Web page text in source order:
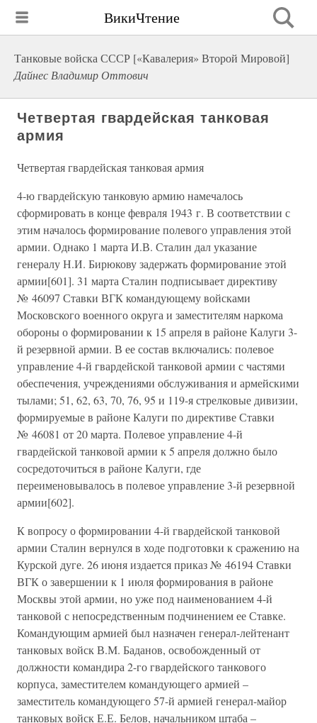
ВикиЧтение
Танковые войска СССР [«Кавалерия» Второй Мировой]
Дайнес Владимир Оттович
Четвертая гвардейская танковая
армия
Четвертая гвардейская танковая армия
4-ю гвардейскую танковую армию намечалось
сформировать в конце февраля 1943 г. В соответствии с
этим началось формирование полевого управления этой
армии. Однако 1 марта И.В. Сталин дал указание
генералу Н.И. Бирюкову задержать формирование этой
армии[601]. 31 марта Сталин подписывает директиву
№ 46097 Ставки ВГК командующему войсками
Московского военного округа и заместителям наркома
обороны о формировании к 15 апреля в районе Калуги 3-
й резервной армии. В ее состав включались: полевое
управление 4-й гвардейской танковой армии с частями
обеспечения, учреждениями обслуживания и армейскими
тылами; 51, 62, 63, 70, 76, 95 и 119-я стрелковые дивизии,
формируемые в районе Калуги по директиве Ставки
№ 46081 от 20 марта. Полевое управление 4-й
гвардейской танковой армии к 5 апреля должно было
сосредоточиться в районе Калуги, где
переименовывалось в полевое управление 3-й резервной
армии[602].
К вопросу о формировании 4-й гвардейской танковой
армии Сталин вернулся в ходе подготовки к сражению на
Курской дуге. 26 июня издается приказ № 46194 Ставки
ВГК о завершении к 1 июля формирования в районе
Москвы этой армии, но уже под наименованием 4-й
танковой с непосредственным подчинением ее Ставке.
Командующим армией был назначен генерал-лейтенант
танковых войск В.М. Баданов, освобожденный от
должности командира 2-го гвардейского танкового
корпуса, заместителем командующего армией –
заместитель командующего 57-й армией генерал-майор
танковых войск Е.Е. Белов, начальником штаба –